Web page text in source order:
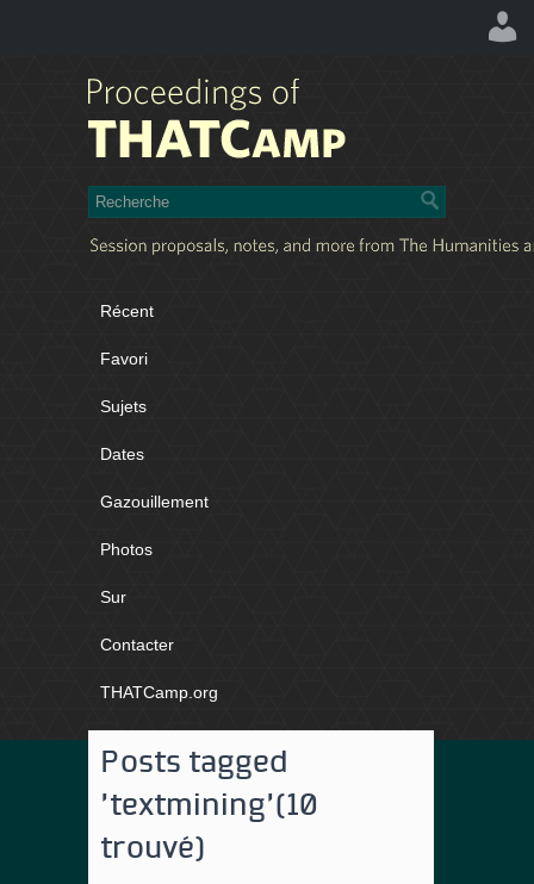
Récent
Favori
Sujets
Dates
Gazouillement
Photos
Sur
Contacter
THATCamp.org
Posts tagged
'textmining'(10
trouvé)